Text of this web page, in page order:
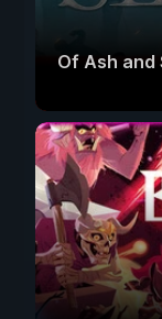
Of Ash and